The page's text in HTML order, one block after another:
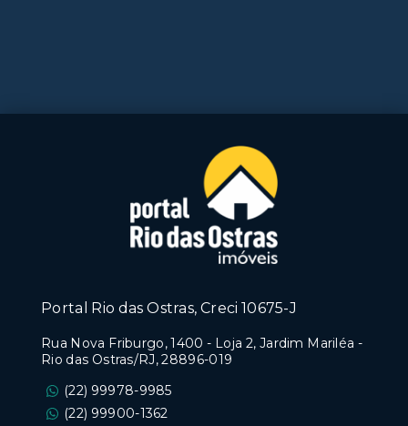
Portal Rio das Ostras, Creci 10675-J
Rua Nova Friburgo, 1400 - Loja 2, Jardim Mariléa -
Rio das Ostras/RJ, 28896-019
(22) 99978-9985
(22) 99900-1362